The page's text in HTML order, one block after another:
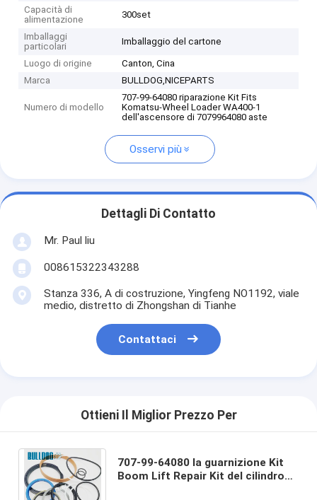
Capacità di
alimentazione
300set
Imballaggi
particolari
Imballaggio del cartone
Luogo di origine
Canton, Cina
Marca
BULLDOG,NICEPARTS
Numero di modello
707-99-64080 riparazione Kit Fits
Komatsu-Wheel Loader WA400-1
dell'ascensore di 7079964080 aste
Osservi più
Dettagli Di Contatto
Mr. Paul liu
008615322343288
Stanza 336, A di costruzione, Yingfeng NO1192, viale
medio, distretto di Zhongshan di Tianhe
Contattaci
Ottieni Il Miglior Prezzo Per
707-99-64080 la guarnizione Kit
Boom Lift Repair Kit del cilindro